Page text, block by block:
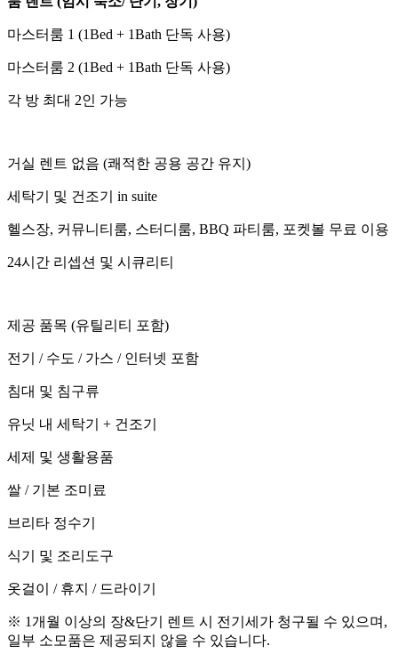
마스터룸 1 (1Bed + 1Bath 단독 사용)
마스터룸 2 (1Bed + 1Bath 단독 사용)
각 방 최대 2인 가능
거실 렌트 없음 (쾌적한 공용 공간 유지)
세탁기 및 건조기 in suite
헬스장, 커뮤니티룸, 스터디룸, BBQ 파티룸, 포켓볼 무료 이용
24시간 리셉션 및 시큐리티
제공 품목 (유틸리티 포함)
전기 / 수도 / 가스 / 인터넷 포함
침대 및 침구류
유닛 내 세탁기 + 건조기
세제 및 생활용품
쌀 / 기본 조미료
브리타 정수기
식기 및 조리도구
옷걸이 / 휴지 / 드라이기
※ 1개월 이상의 장&단기 렌트 시 전기세가 청구될 수 있으며,
일부 소모품은 제공되지 않을 수 있습니다.